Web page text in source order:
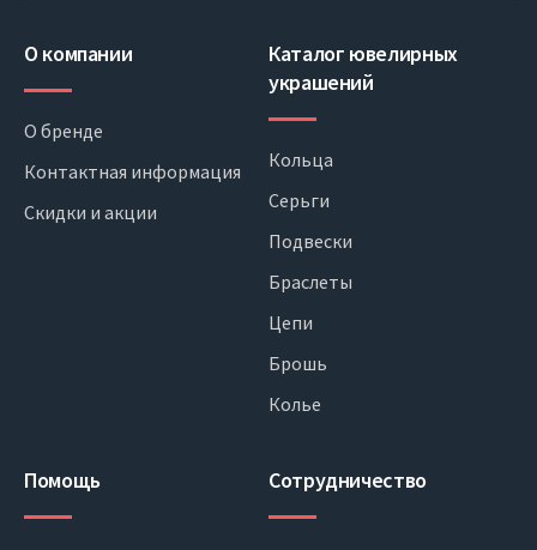
О компании
О бренде
Контактная информация
Скидки и акции
Каталог ювелирных
украшений
Кольца
Серьги
Подвески
Браслеты
Цепи
Брошь
Колье
Помощь Сотрудничество